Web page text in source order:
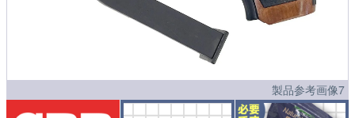
製品参考画像7